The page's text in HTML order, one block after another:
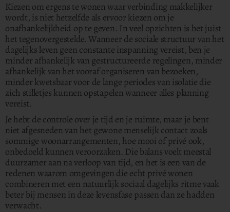
Kiezen om ergens te wonen waar verbinding makkelijker
wordt, is niet hetzelfde als ervoor kiezen om je
onafhankelijkheid op te geven. In veel opzichten is het juist
het tegenovergestelde. Wanneer de sociale structuur van het
dagelijks leven geen constante inspanning vereist, ben je
minder afhankelijk van gestructureerde regelingen, minder
afhankelijk van het vooraf organiseren van bezoeken,
minder kwetsbaar voor de lange periodes van isolatie die
zich stilletjes kunnen opstapelen wanneer alles planning
vereist.
Je hebt de controle over je tijd en je ruimte, maar je bent
niet afgesneden van het gewone menselijk contact zoals
sommige woonarrangementen, hoe mooi of privé ook,
onbedoeld kunnen veroorzaken. Die balans voelt meestal
duurzamer aan na verloop van tijd, en het is een van de
redenen waarom omgevingen die echt privé wonen
combineren met een natuurlijk sociaal dagelijks ritme vaak
beter bij mensen in deze levensfase passen dan ze hadden
verwacht.